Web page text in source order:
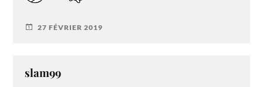
27 FÉVRIER 2019
slam99